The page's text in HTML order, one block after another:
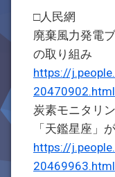
□人民網
廃棄風力発電
の取り組み
https://
20470902.html
炭素モニタリ
「天鑑星座」
https://
20469963.html